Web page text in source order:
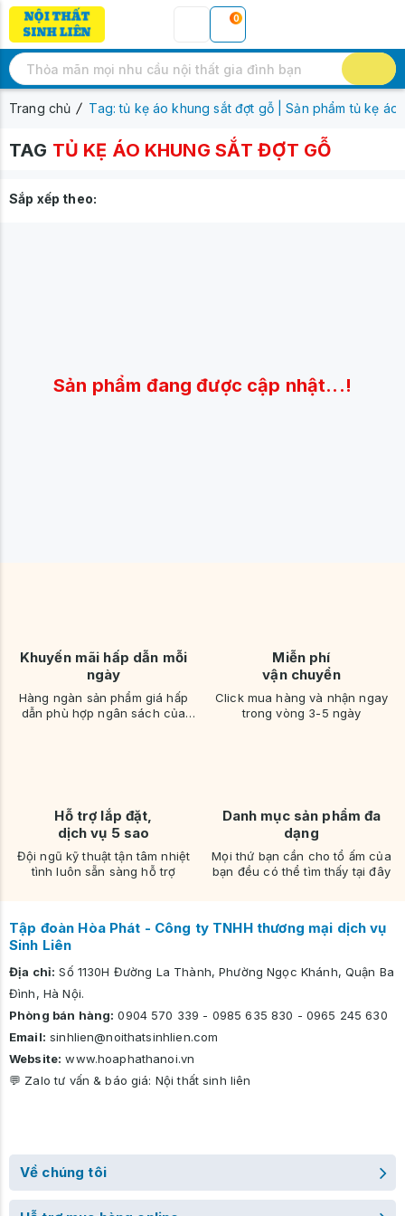
0
Trang chủ Tag: tủ kẹ áo khung sắt đợt gỗ | Sản phẩm tủ kẹ áo
TAG TỦ KẸ ÁO KHUNG SẮT ĐỢT GỖ
Sắp xếp theo:
Sản phẩm đang được cập nhật...!
Khuyến mãi hấp dẫn mỗi
ngày
Hàng ngàn sản phẩm giá hấp
dẫn phù hợp ngân sách của
Miễn phí
vận chuyển
Click mua hàng và nhận ngay
trong vòng 3-5 ngày
Hỗ trợ lắp đặt,
dịch vụ 5 sao
Đội ngũ kỹ thuật tận tâm nhiệt
tình luôn sẵn sàng hỗ trợ
Danh mục sản phẩm đa
dạng
Mọi thứ bạn cần cho tổ ấm của
bạn đều có thể tìm thấy tại đây
Tập đoàn Hòa Phát - Công ty TNHH thương mại dịch vụ
Sinh Liên
Địa chỉ: Số 1130H Đường La Thành, Phường Ngọc Khánh, Quận Ba
Đình, Hà Nội.
Phòng bán hàng: 0904 570 339 - 0985 635 830 - 0965 245 630
Email: sinhlien@noithatsinhlien.com
Website: www.hoaphathanoi.vn
💬 Zalo tư vấn & báo giá: Nội thất sinh liên
Về chúng tôi